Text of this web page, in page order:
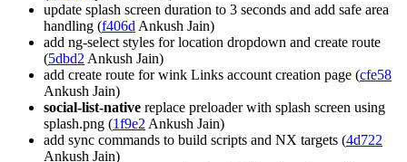
update splash screen duration to 3 seconds and add safe area
handling (f406d Ankush Jain)
add ng-select styles for location dropdown and create route
(5dbd2 Ankush Jain)
add create route for wink Links account creation page (cfe58
Ankush Jain)
social-list-native replace preloader with splash screen using
splash.png (1f9e2 Ankush Jain)
add sync commands to build scripts and NX targets (4d722
Ankush Jain)